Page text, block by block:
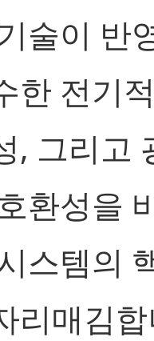
술이 반
한 전기
, 그리고
환성을
스템의
리매김